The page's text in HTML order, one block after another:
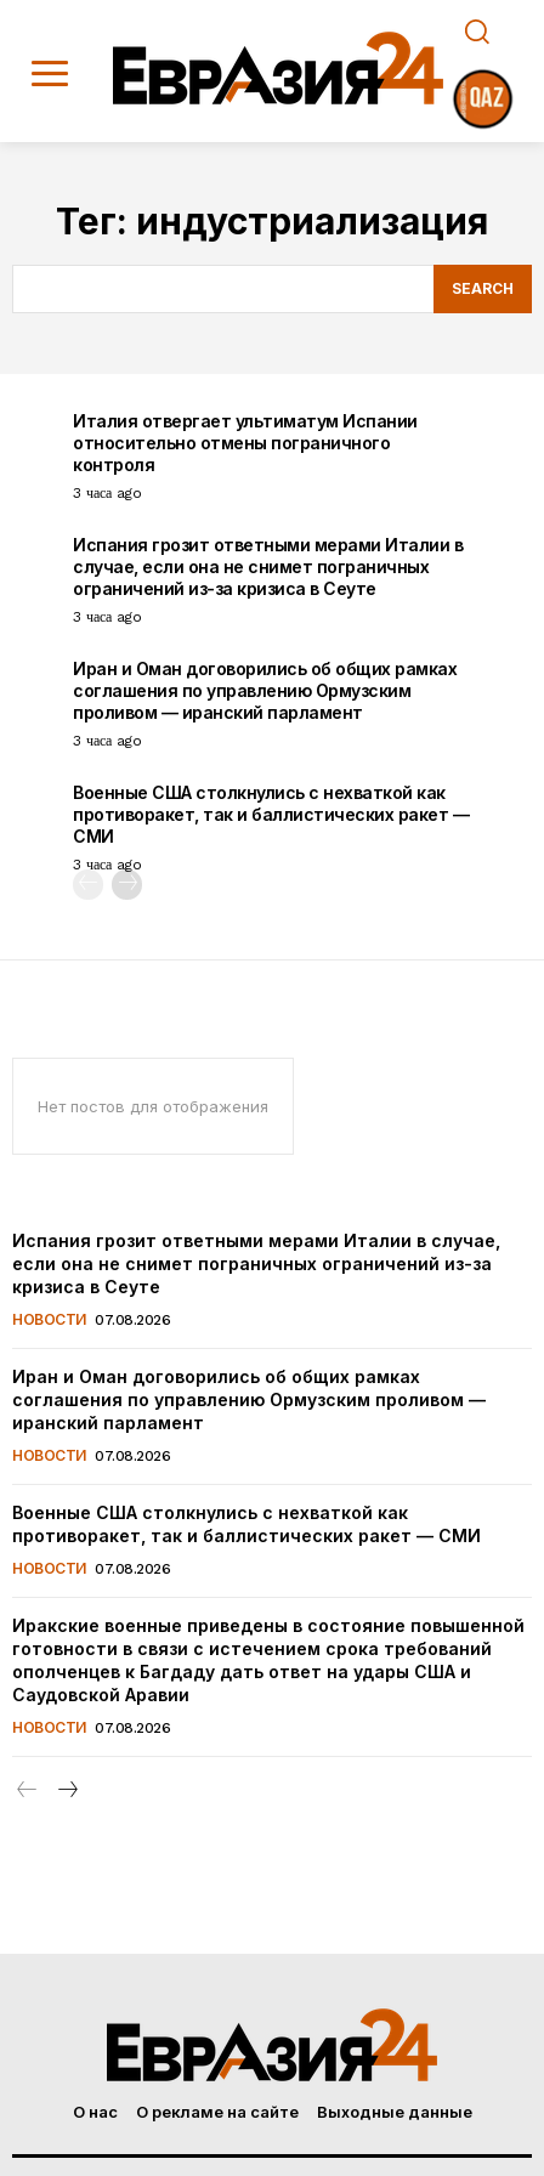
Тег: индустриализация
SEARCH
Италия отвергает ультиматум Испании
относительно отмены пограничного
контроля
3 часа ago
Испания грозит ответными мерами Италии в
случае, если она не снимет пограничных
ограничений из-за кризиса в Сеуте
3 часа ago
Иран и Оман договорились об общих рамках
соглашения по управлению Ормузским
проливом — иранский парламент
3 часа ago
Военные США столкнулись с нехваткой как
противоракет, так и баллистических ракет —
СМИ
3 часа ago
Нет постов для отображения
Испания грозит ответными мерами Италии в случае,
если она не снимет пограничных ограничений из-за
кризиса в Сеуте
НОВОСТИ 07.08.2026
Иран и Оман договорились об общих рамках
соглашения по управлению Ормузским проливом —
иранский парламент
НОВОСТИ 07.08.2026
Военные США столкнулись с нехваткой как
противоракет, так и баллистических ракет — СМИ
НОВОСТИ 07.08.2026
Иракские военные приведены в состояние повышенной
готовности в связи с истечением срока требований
ополченцев к Багдаду дать ответ на удары США и
Саудовской Аравии
НОВОСТИ 07.08.2026
О нас О рекламе на сайте Выходные данные